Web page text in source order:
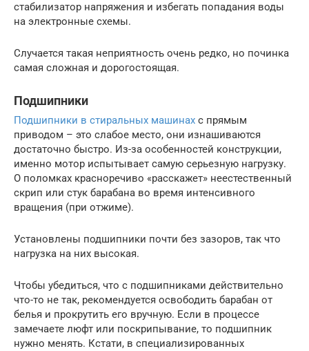
стабилизатор напряжения и избегать попадания воды
на электронные схемы.
Случается такая неприятность очень редко, но починка
самая сложная и дорогостоящая.
Подшипники
Подшипники в стиральных машинах с прямым
приводом – это слабое место, они изнашиваются
достаточно быстро. Из-за особенностей конструкции,
именно мотор испытывает самую серьезную нагрузку.
О поломках красноречиво «расскажет» неестественный
скрип или стук барабана во время интенсивного
вращения (при отжиме).
Установлены подшипники почти без зазоров, так что
нагрузка на них высокая.
Чтобы убедиться, что с подшипниками действительно
что-то не так, рекомендуется освободить барабан от
белья и прокрутить его вручную. Если в процессе
замечаете люфт или поскрипывание, то подшипник
нужно менять. Кстати, в специализированных